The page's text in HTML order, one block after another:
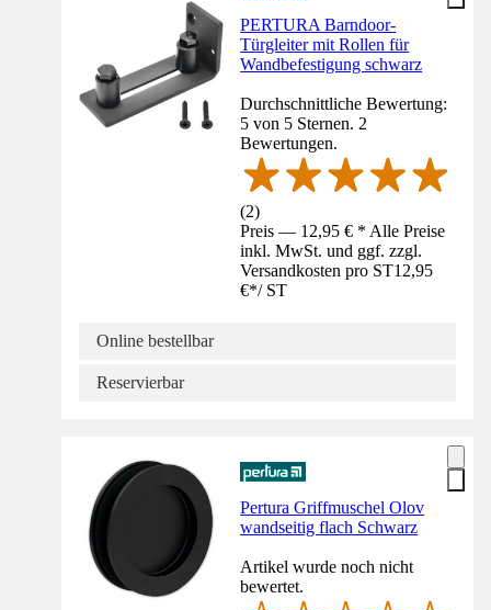
PERTURA Barndoor-
Türgleiter mit Rollen für
Wandbefestigung schwarz
Durchschnittliche Bewertung:
5 von 5 Sternen. 2
Bewertungen.
(2)
Preis — 12,95 € * Alle Preise
inkl. MwSt. und ggf. zzgl.
Versandkosten pro ST12,95
€*/ ST
Online bestellbar
Reservierbar
Pertura Griffmuschel Olov
wandseitig flach Schwarz
Artikel wurde noch nicht
bewertet.